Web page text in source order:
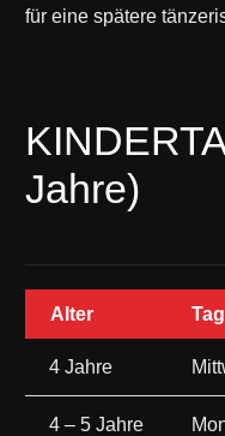
für eine spätere
Jahre)
Alter Tag
4 Jahre
4 – 5 Jahre